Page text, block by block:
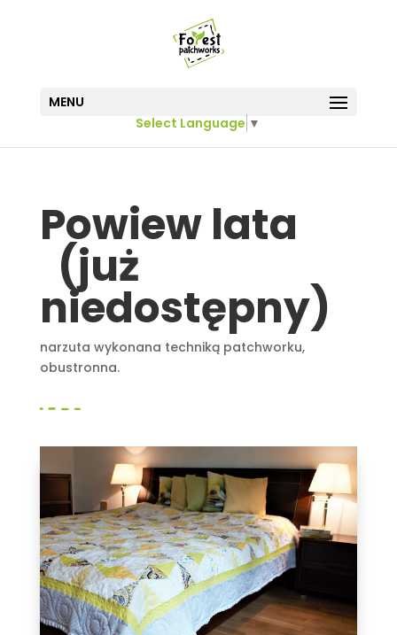
MENU
Select Language ▼
Powiew lata
(już
niedostępny)
narzuta wykonana techniką patchworku,
obustronna.